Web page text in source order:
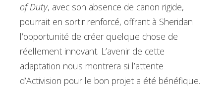
of Duty, avec son absence de canon rigide,
pourrait en sortir renforcé, offrant à Sheridan
l’opportunité de créer quelque chose de
réellement innovant. L’avenir de cette
adaptation nous montrera si l’attente
d’Activision pour le bon projet a été bénéfique.